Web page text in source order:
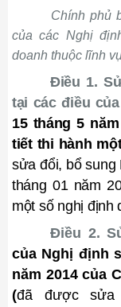
Chính phủ
của các Nghị
doanh thuộc lĩnh
Điều 1.
tại các điều của
15 tháng 5
tiết thi hành
sửa đổi, bổ sung
tháng 01 năm
một số nghị định
Điều 2.
của Nghị định
năm 2014 của
(đã được